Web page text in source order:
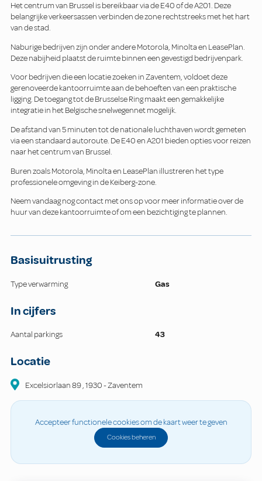
Het centrum van Brussel is bereikbaar via de E40 of de A201. Deze
belangrijke verkeersassen verbinden de zone rechtstreeks met het hart
van de stad.
Naburige bedrijven zijn onder andere Motorola, Minolta en LeasePlan.
Deze nabijheid plaatst de ruimte binnen een gevestigd bedrijvenpark.
Voor bedrijven die een locatie zoeken in Zaventem, voldoet deze
gerenoveerde kantoorruimte aan de behoeften van een praktische
ligging. De toegang tot de Brusselse Ring maakt een gemakkelijke
integratie in het Belgische snelwegennet mogelijk.
De afstand van 5 minuten tot de nationale luchthaven wordt gemeten
via een standaard autoroute. De E40 en A201 bieden opties voor reizen
naar het centrum van Brussel.
Buren zoals Motorola, Minolta en LeasePlan illustreren het type
professionele omgeving in de Keiberg-zone.
Neem vandaag nog contact met ons op voor meer informatie over de
huur van deze kantoorruimte of om een bezichtiging te plannen.
Basisuitrusting
Type verwarming Gas
In cijfers
Aantal parkings 43
Locatie
Excelsiorlaan89,1930-Zaventem
Accepteer functionele cookies om de kaart weer te geven
Cookies beheren